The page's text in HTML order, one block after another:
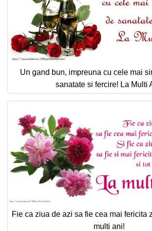
Un gand bun, impreuna cu cele mai
sanatate si fercire! La Multi
Fie ca ziua de azi sa fie cea mai fericita
multi ani!